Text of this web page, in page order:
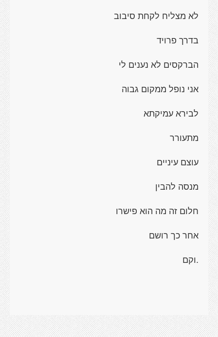
לא מצליח לקחת סיבוב
בדרך פרויד
הברקסים לא נענים לי
אני נופל ממקום גבוה
לבירא עמיקתא
מתעורר
עוצם עיניים
מנסה להבין
חלום זה מה הוא פישרו
אחר כך רושם
.וקם